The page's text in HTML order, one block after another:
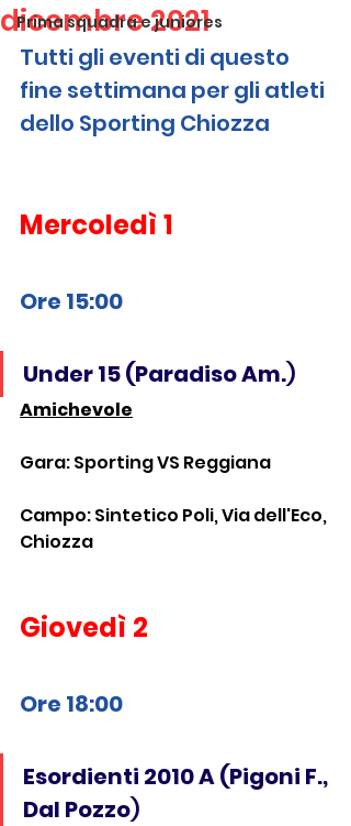
Prima squadra e juniores
dicembre 2021
Tutti gli eventi di questo
fine settimana per gli atleti
dello Sporting Chiozza
Mercoledì 1
Ore 15:00
Under 15 (Paradiso Am.)
Amichevole
Gara: Sporting VS Reggiana
Campo: Sintetico Poli, Via dell'Eco,
Chiozza
Giovedì 2
Ore 18:00
Esordienti 2010 A (Pigoni F.,
Dal Pozzo)